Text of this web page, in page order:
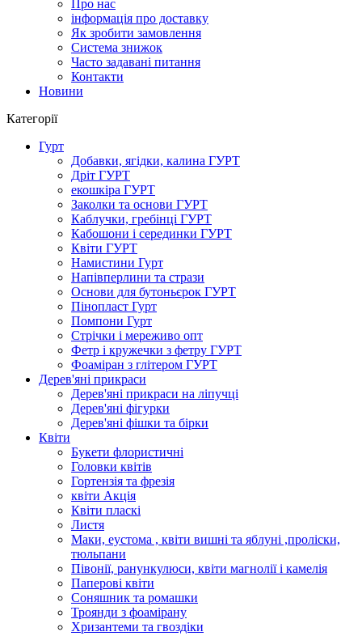
Про нас
інформація про доставку
Як зробити замовлення
Система знижок
Часто задавані питання
Контакти
Новини
Категорії
Гурт
Добавки, ягідки, калина ГУРТ
Дріт ГУРТ
екошкіра ГУРТ
Заколки та основи ГУРТ
Каблучки, гребінці ГУРТ
Кабошони і серединки ГУРТ
Квіти ГУРТ
Намистини Гурт
Напівперлини та стрази
Основи для бутоньєрок ГУРТ
Пінопласт Гурт
Помпони Гурт
Стрічки і мереживо опт
Фетр і кружечки з фетру ГУРТ
Фоаміран з глітером ГУРТ
Дерев'яні прикраси
Дерев'яні прикраси на ліпучці
Дерев'яні фігурки
Дерев'яні фішки та бірки
Квіти
Букети флористичні
Головки квітів
Гортензія та фрезія
квіти Акція
Квіти пласкі
Листя
Маки, еустома , квіти вишні та яблуні ,проліски,
тюльпани
Півонії, ранункулюси, квіти магнолії і камелія
Паперові квіти
Соняшник та ромашки
Троянди з фоамірану
Хризантеми та гвоздіки